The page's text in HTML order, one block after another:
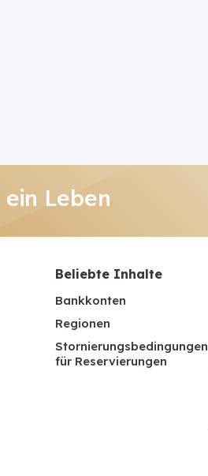
ein Leben
Beliebte Inhalte
Bankkonten
Regionen
Stornierungsbedingungen
für Reservierungen